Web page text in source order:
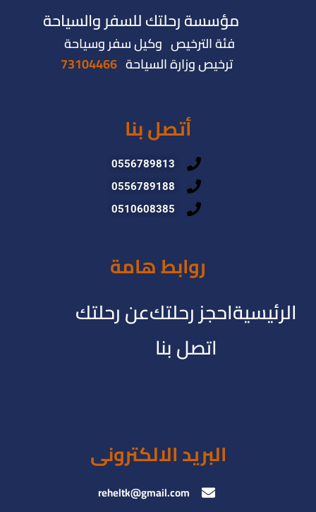
مؤسسة رحلتك للسفر والسياحة
فئة الترخيص وكيل سفر وسياحة
ترخيص وزارة السياحة 73104466
أتصل بنا
0556789813
0556789188
0510608385
روابط هامة
الرئيسيةاحجز رحلتكعن رحلتك
اتصل بنا
البريد الالكترونى
reheltk@gmail.com